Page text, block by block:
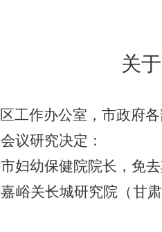
关
工作办公室，市政府各
议研究决定：
妇幼保健院院长，免
峪关长城研究院（甘